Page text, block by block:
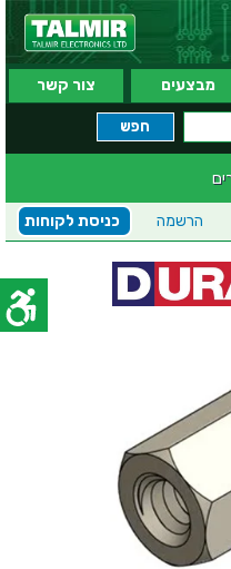
מבצעים צור קשר
כניסת לקוחות הרשמה